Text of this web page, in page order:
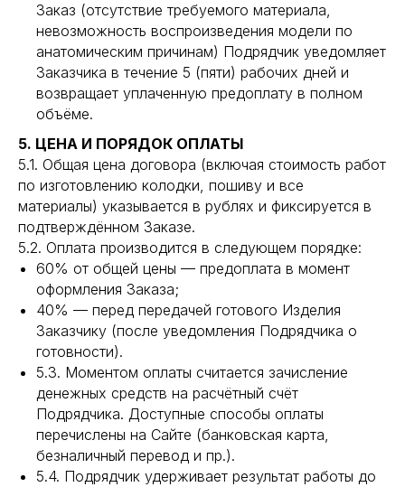
Заказ (отсутствие требуемого материала,
невозможность воспроизведения модели по
анатомическим причинам) Подрядчик уведомляет
Заказчика в течение 5 (пяти) рабочих дней и
возвращает уплаченную предоплату в полном
объёме.
5. ЦЕНА И ПОРЯДОК ОПЛАТЫ
5.1. Общая цена договора (включая стоимость работ
по изготовлению колодки, пошиву и все
материалы) указывается в рублях и фиксируется в
подтверждённом Заказе.
5.2. Оплата производится в следующем порядке:
60% от общей цены — предоплата в момент
оформления Заказа;
40% — перед передачей готового Изделия
Заказчику (после уведомления Подрядчика о
готовности).
5.3. Моментом оплаты считается зачисление
денежных средств на расчётный счёт
Подрядчика. Доступные способы оплаты
перечислены на Сайте (банковская карта,
безналичный перевод и пр.).
5.4. Подрядчик удерживает результат работы до